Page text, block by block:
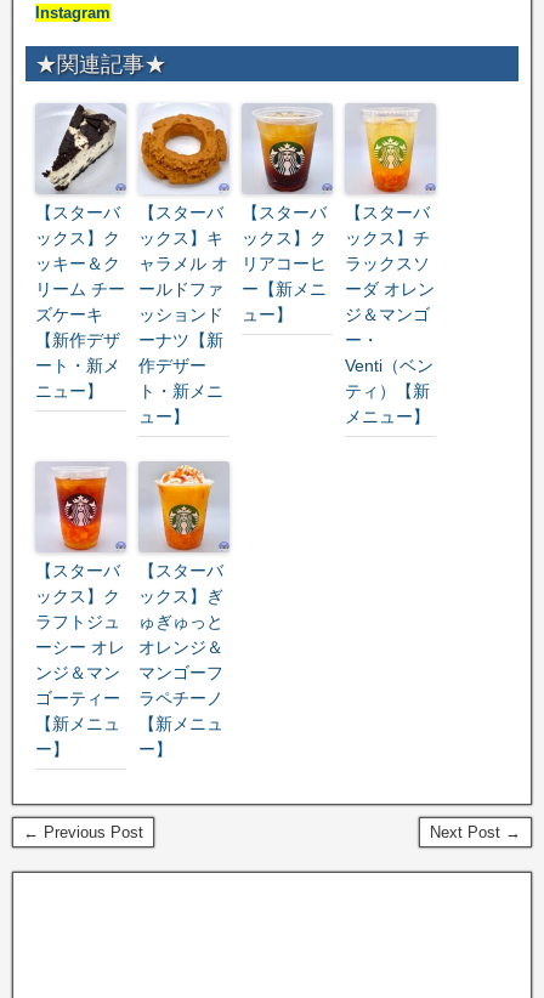
Instagram
★関連記事★
【スターバ
ックス】ク
ッキー＆ク
リーム チー
ズケーキ
【新作デザ
ート・新メ
ニュー】
【スターバ
ックス】キ
ャラメル オ
ールドファ
ッションド
ーナツ【新
作デザー
ト・新メニ
ュー】
【スターバ
ックス】ク
リアコーヒ
ー【新メニ
ュー】
【スターバ
ックス】チ
ラックスソ
ーダ オレン
ジ＆マンゴ
ー・
Venti（ベン
ティ）【新
メニュー】
【スターバ
ックス】ク
ラフトジュ
ーシー オレ
ンジ＆マン
ゴーティー
【新メニュ
ー】
【スターバ
ックス】ぎ
ゅぎゅっと
オレンジ＆
マンゴーフ
ラペチーノ
【新メニュ
ー】
← Previous Post Next Post →